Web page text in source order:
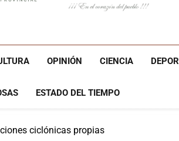
Cadena
OPINIÓN CIENCIA
ESTADO DEL TIEMPO
ciclónicas propias